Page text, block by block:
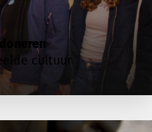
cultuur